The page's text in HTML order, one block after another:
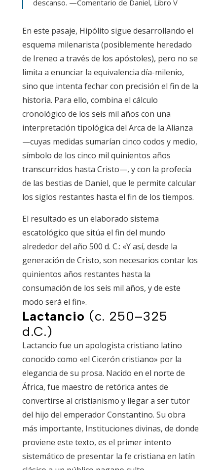
descanso. —Comentario de Daniel, Libro V
En este pasaje, Hipólito sigue desarrollando el
esquema milenarista (posiblemente heredado
de Ireneo a través de los apóstoles), pero no se
limita a enunciar la equivalencia día-milenio,
sino que intenta fechar con precisión el fin de la
historia. Para ello, combina el cálculo
cronológico de los seis mil años con una
interpretación tipológica del Arca de la Alianza
—cuyas medidas sumarían cinco codos y medio,
símbolo de los cinco mil quinientos años
transcurridos hasta Cristo—, y con la profecía
de las bestias de Daniel, que le permite calcular
los siglos restantes hasta el fin de los tiempos.
El resultado es un elaborado sistema
escatológico que sitúa el fin del mundo
alrededor del año 500 d. C.: «Y así, desde la
generación de Cristo, son necesarios contar los
quinientos años restantes hasta la
consumación de los seis mil años, y de este
modo será el fin».
Lactancio (c. 250–325
d.C.)
Lactancio fue un apologista cristiano latino
conocido como «el Cicerón cristiano» por la
elegancia de su prosa. Nacido en el norte de
África, fue maestro de retórica antes de
convertirse al cristianismo y llegar a ser tutor
del hijo del emperador Constantino. Su obra
más importante, Instituciones divinas, de donde
proviene este texto, es el primer intento
sistemático de presentar la fe cristiana en latín